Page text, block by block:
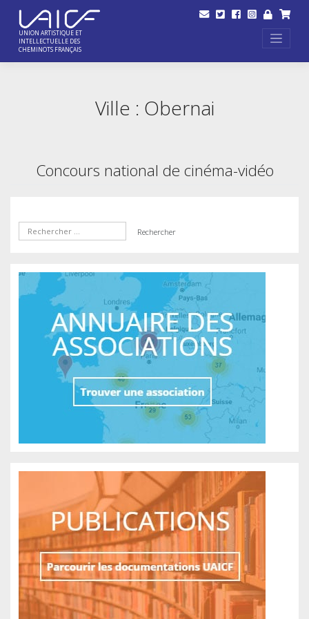
content
UNION ARTISTIQUE ET
INTELLECTUELLE DES
CHEMINOTS FRANÇAIS
Ville : Obernai
Concours national de cinéma-vidéo